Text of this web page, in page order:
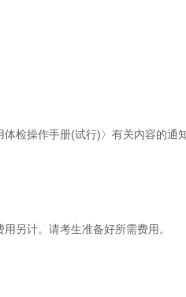
检操作手册(试行)〉有关内容的通
另计。请考生准备好所需费用。